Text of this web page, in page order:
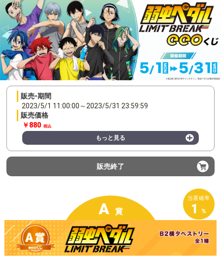
販売-期間
2023/5/1 11:00:00 ～ 2023/5/31 23:59:59
販売価格
￥880 税込
もっと見る
販売終了
A 賞
当選確率
1%